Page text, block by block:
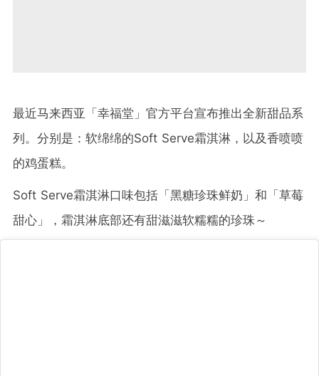
最近马来西亚「幸福堂」官方平台宣布推出全新甜品系
列。分别是：软绵绵的Soft Serve霜淇淋，以及香喷喷
的鸡蛋糕。
Soft Serve霜淇淋口味包括「黑糖珍珠鲜奶」和「草莓
甜心」，霜淇淋底部还有甜滋滋软糯糯的珍珠～